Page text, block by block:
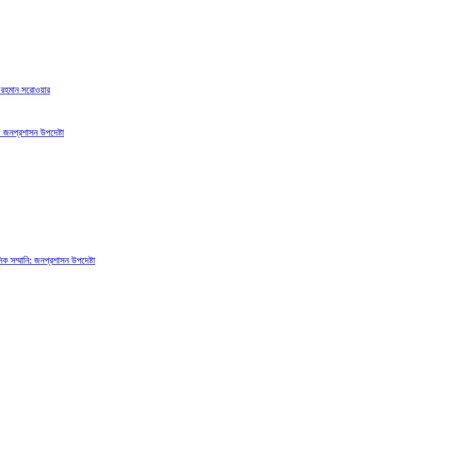
সরোওয়ার
জনপ্রশাসন উপদেষ্টা
সম্মানি: জনপ্রশাসন উপদেষ্টা